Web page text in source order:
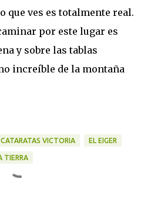
que ves es totalmente real.
por este lugar es
y sobre las tablas
increíble de la montaña
CATARATAS VICTORIA EL EIGER
TIERRA